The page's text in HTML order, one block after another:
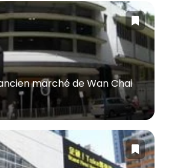
marché de Wan Chai